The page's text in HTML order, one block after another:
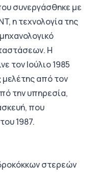
συνεργάσθηκε με
η τεχνολογία της
Η
τον Ιούλιο 1985
μελέτης από τον
την υπηρεσία,
που
1987.
στερεών